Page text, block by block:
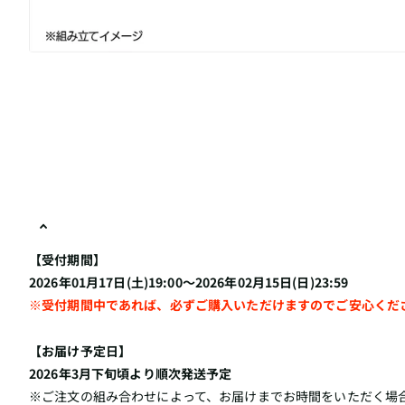
【受付期間】
2026年01月17日(土)19:00～2026年02月15日(日)23:59
※受付期間中であれば、必ずご購入いただけますのでご安心くだ
【お届け予定日】
2026年3月下旬頃より順次発送予定
※ご注文の組み合わせによって、お届けまでお時間をいただく場